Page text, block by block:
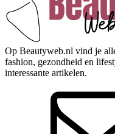
Op Beautyweb.nl vind je
fashion, gezondheid en
interessante artikelen.